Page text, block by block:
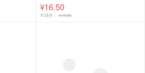
¥16.50
市场价： ¥19.80